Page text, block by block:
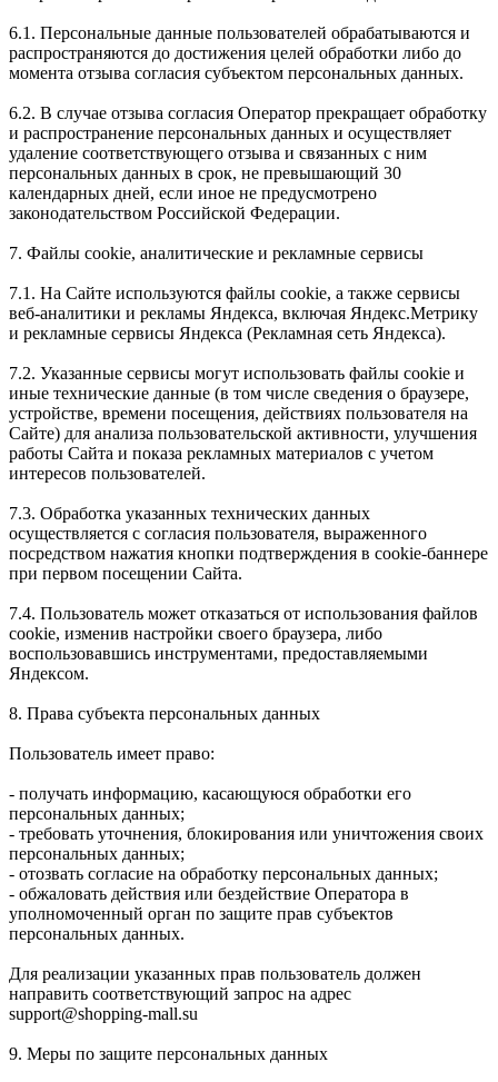
6.1. Персональные данные пользователей обрабатываются и
распространяются до достижения целей обработки либо до
момента отзыва согласия субъектом персональных данных.
6.2. В случае отзыва согласия Оператор прекращает обработку
и распространение персональных данных и осуществляет
удаление соответствующего отзыва и связанных с ним
персональных данных в срок, не превышающий 30
календарных дней, если иное не предусмотрено
законодательством Российской Федерации.
7. Файлы cookie, аналитические и рекламные сервисы
7.1. На Сайте используются файлы cookie, а также сервисы
веб-аналитики и рекламы Яндекса, включая Яндекс.Метрику
и рекламные сервисы Яндекса (Рекламная сеть Яндекса).
7.2. Указанные сервисы могут использовать файлы cookie и
иные технические данные (в том числе сведения о браузере,
устройстве, времени посещения, действиях пользователя на
Сайте) для анализа пользовательской активности, улучшения
работы Сайта и показа рекламных материалов с учетом
интересов пользователей.
7.3. Обработка указанных технических данных
осуществляется с согласия пользователя, выраженного
посредством нажатия кнопки подтверждения в cookie-баннере
при первом посещении Сайта.
7.4. Пользователь может отказаться от использования файлов
cookie, изменив настройки своего браузера, либо
воспользовавшись инструментами, предоставляемыми
Яндексом.
8. Права субъекта персональных данных
Пользователь имеет право:
- получать информацию, касающуюся обработки его
персональных данных;
- требовать уточнения, блокирования или уничтожения своих
персональных данных;
- отозвать согласие на обработку персональных данных;
- обжаловать действия или бездействие Оператора в
уполномоченный орган по защите прав субъектов
персональных данных.
Для реализации указанных прав пользователь должен
направить соответствующий запрос на адрес
support@shopping-mall.su
9. Меры по защите персональных данных